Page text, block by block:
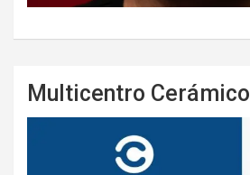
Multicentro Cerámico